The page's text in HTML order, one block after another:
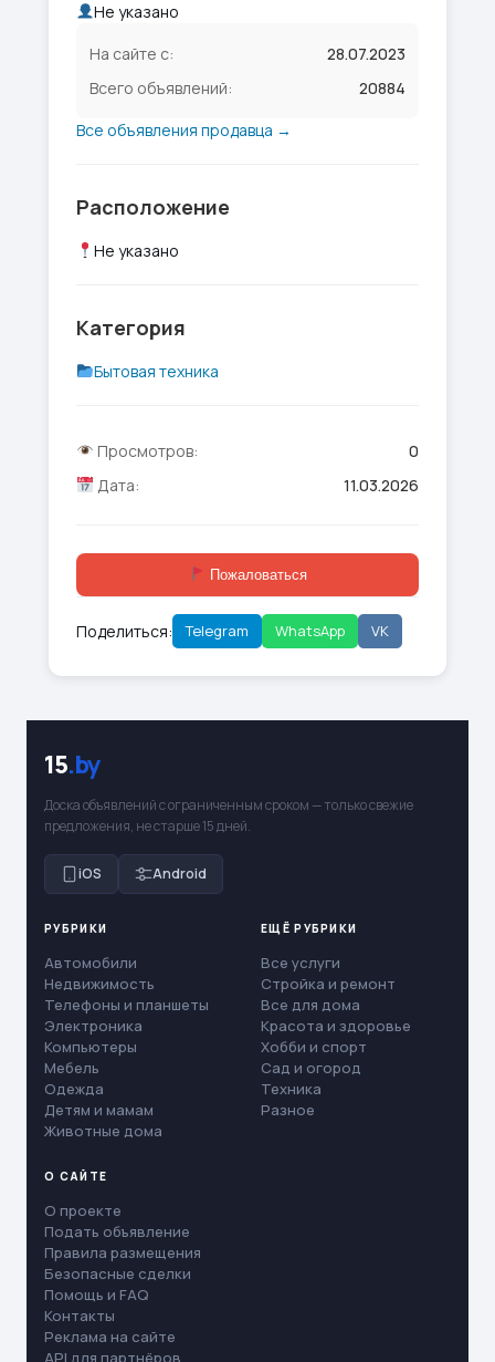
Не указано
На сайте с:
28.07.2023
Всего объявлений:
20884
Все объявления продавца →
Расположение
Не указано
Категория
Бытовая техника
Просмотров:
0
Дата:
11.03.2026
Пожаловаться
Поделиться: Telegram WhatsApp VK
15.by
Доска объявлений с ограниченным сроком — только свежие
предложения, не старше 15 дней.
iOS Android
РУБРИКИ
Автомобили
Недвижимость
Телефоны и планшеты
Электроника
Компьютеры
Мебель
Одежда
Детям и мамам
Животные дома
ЕЩЁ РУБРИКИ
Все услуги
Стройка и ремонт
Все для дома
Красота и здоровье
Хобби и спорт
Сад и огород
Техника
Разное
О САЙТЕ
О проекте
Подать объявление
Правила размещения
Безопасные сделки
Помощь и FAQ
Контакты
Реклама на сайте
API для партнёров